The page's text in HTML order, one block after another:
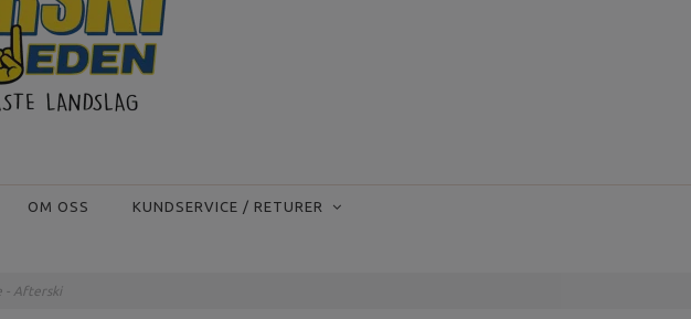
OM OSS KUNDSERVICE / RETURER
- Afterski